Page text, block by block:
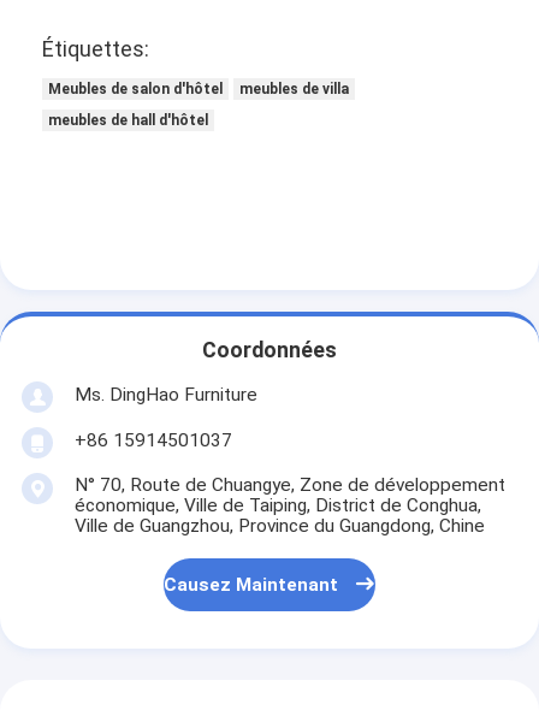
Étiquettes:
Meubles de salon d'hôtel
meubles de villa
meubles de hall d'hôtel
Coordonnées
Ms. DingHao Furniture
+86 15914501037
N° 70, Route de Chuangye, Zone de développement
économique, Ville de Taiping, District de Conghua,
Ville de Guangzhou, Province du Guangdong, Chine
Causez Maintenant